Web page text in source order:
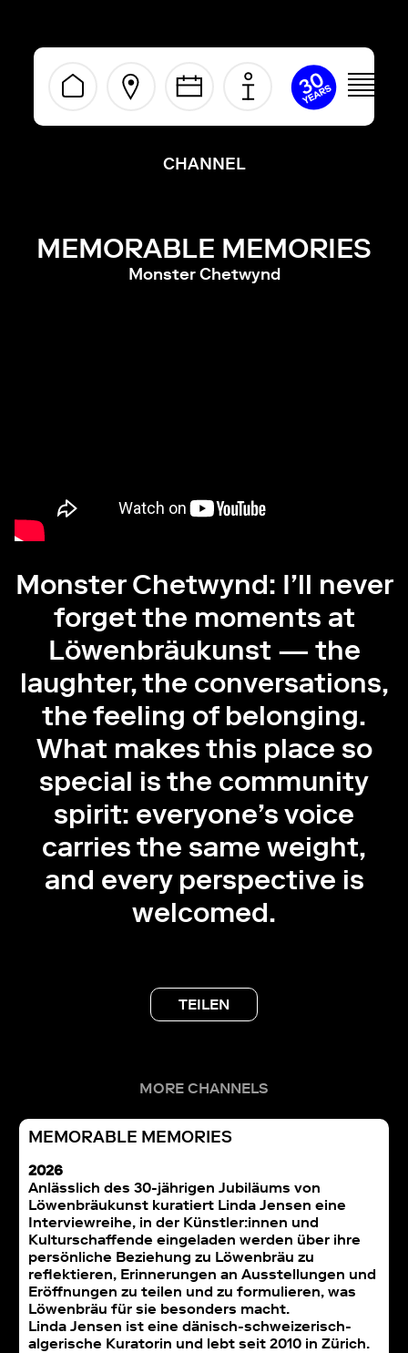
ivermectine
kopen
zonder
CHANNEL
MEMORABLE MEMORIES
Monster Chetwynd
Monster Chetwynd: I’ll never
forget the moments at
Löwenbräukunst — the
laughter, the conversations,
the feeling of belonging.
What makes this place so
special is the community
spirit: everyone’s voice
carries the same weight,
and every perspective is
welcomed.
TEILEN
MORE CHANNELS
MEMORABLE MEMORIES
2026
Anlässlich des 30-jährigen Jubiläums von
Löwenbräukunst kuratiert Linda Jensen eine
Interviewreihe, in der Künstler:innen und
Kulturschaffende eingeladen werden über ihre
persönliche Beziehung zu Löwenbräu zu
reflektieren, Erinnerungen an Ausstellungen und
Eröffnungen zu teilen und zu formulieren, was
Löwenbräu für sie besonders macht.
Linda Jensen ist eine dänisch-schweizerisch-
algerische Kuratorin und lebt seit 2010 in Zürich.